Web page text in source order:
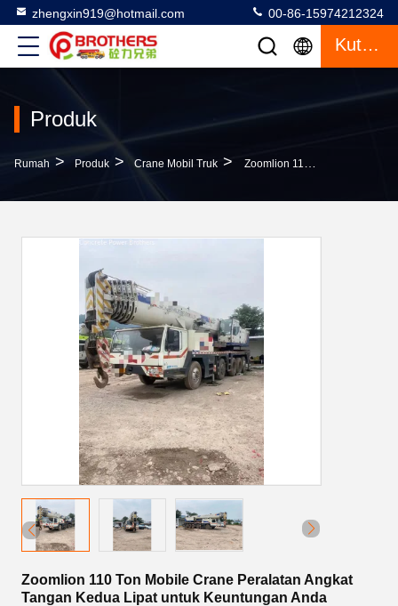
zhengxin919@hotmail.com 00-86-15974212324
Kutipan
Produk
Rumah > Produk > Crane Mobil Truk > Zoomlion 110 Ton Mobile Crane Peralatan Angkat Tangan Kedua Lipat Untuk Keuntungan Anda
Zoomlion 110 Ton Mobile Crane Peralatan Angkat
Tangan Kedua Lipat untuk Keuntungan Anda